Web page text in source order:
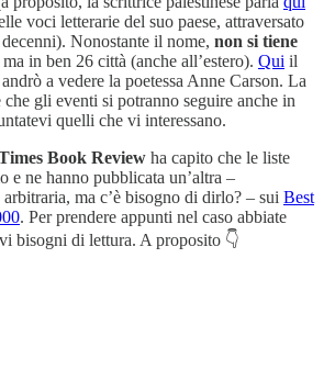
voci letterarie del suo paese, attraversato
Nonostante il nome, non si tiene
ma in ben 26 città (anche all’estero). Qui il
a vedere la poetessa Anne Carson. La
gli eventi si potranno seguire anche in
quelli che vi interessano.
Book Review ha capito che le liste
e ne hanno pubblicata un’altra –
ma c’è bisogno di dirlo? – sui Best
. Per prendere appunti nel caso abbiate
bisogni di lettura. A proposito 👇